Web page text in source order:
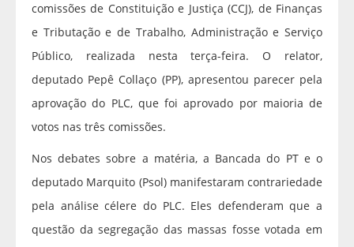
comissões de Constituição e Justiça (CCJ), de Finanças
e Tributação e de Trabalho, Administração e Serviço
Público, realizada nesta terça-feira. O relator,
deputado Pepê Collaço (PP), apresentou parecer pela
aprovação do PLC, que foi aprovado por maioria de
votos nas três comissões.
Nos debates sobre a matéria, a Bancada do PT e o
deputado Marquito (Psol) manifestaram contrariedade
pela análise célere do PLC. Eles defenderam que a
questão da segregação das massas fosse votada em